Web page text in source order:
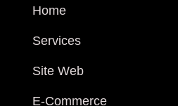
Home
Services
Site Web
E-Commerce